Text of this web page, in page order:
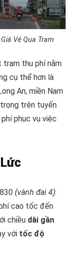
Vé Qua Trạm
trạm thu phí nằm
cụ thể hơn là
An, miền Nam
trên tuyến
phục vụ việc
(vành đai 4):
cao tốc đến
chiều dài gần
với tốc độ